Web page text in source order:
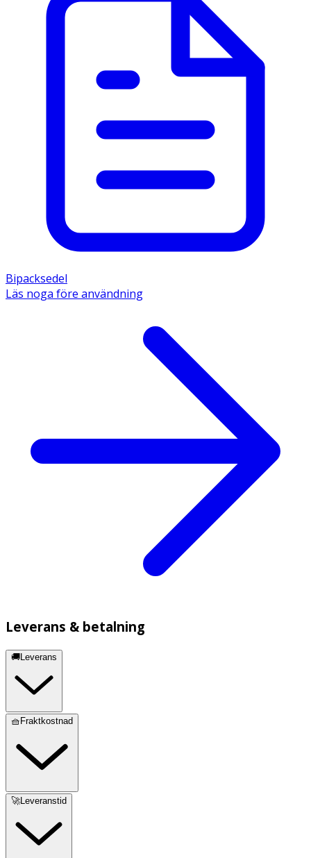
Bipacksedel
Läs noga före användning
Leverans & betalning
🚚Leverans
🧺Fraktkostnad
🚀Leveranstid